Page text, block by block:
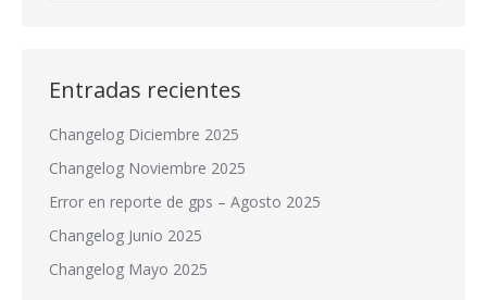
Entradas recientes
Changelog Diciembre 2025
Changelog Noviembre 2025
Error en reporte de gps – Agosto 2025
Changelog Junio 2025
Changelog Mayo 2025